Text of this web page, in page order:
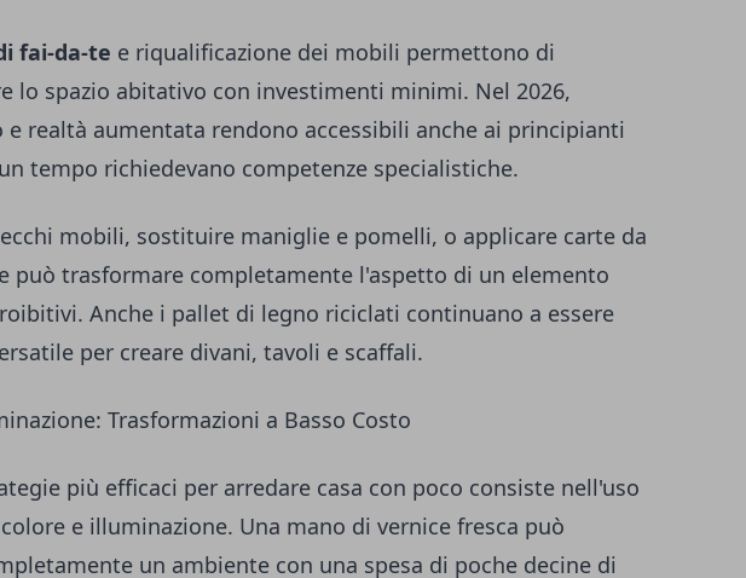
fai-da-te e riqualificazione dei mobili permettono di
lo spazio abitativo con investimenti minimi. Nel 2026,
realtà aumentata rendono accessibili anche ai principianti
tempo richiedevano competenze specialistiche.
mobili, sostituire maniglie e pomelli, o applicare carte da
può trasformare completamente l'aspetto di un elemento
Anche i pallet di legno riciclati continuano a essere
per creare divani, tavoli e scaffali.
Trasformazioni a Basso Costo
più efficaci per arredare casa con poco consiste nell'uso
e illuminazione. Una mano di vernice fresca può
un ambiente con una spesa di poche decine di